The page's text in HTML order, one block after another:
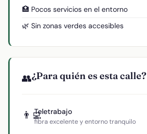
🏥 Pocos servicios en el entorno
🌿 Sin zonas verdes accesibles
👥¿Para quién es esta calle?
👨‍💻Teletrabajo
fibra excelente y entorno tranquilo